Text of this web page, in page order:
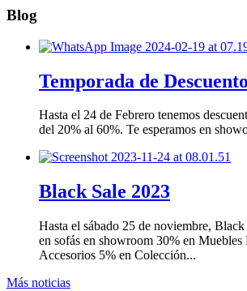
Blog
Temporada de
Hasta el 24 de Febrero tenemos
del 20% al 60%. Te esperamos en
Black Sale 2023
Hasta el sábado 25 de noviembre,
en sofás en showroom 30% en Muebles
Accesorios 5% en Colección...
Más noticias